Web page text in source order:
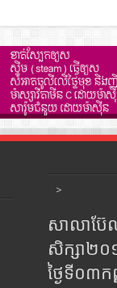
>
សាលាប៊ែ
សិក្សា២
ថ្ងៃទី០៣